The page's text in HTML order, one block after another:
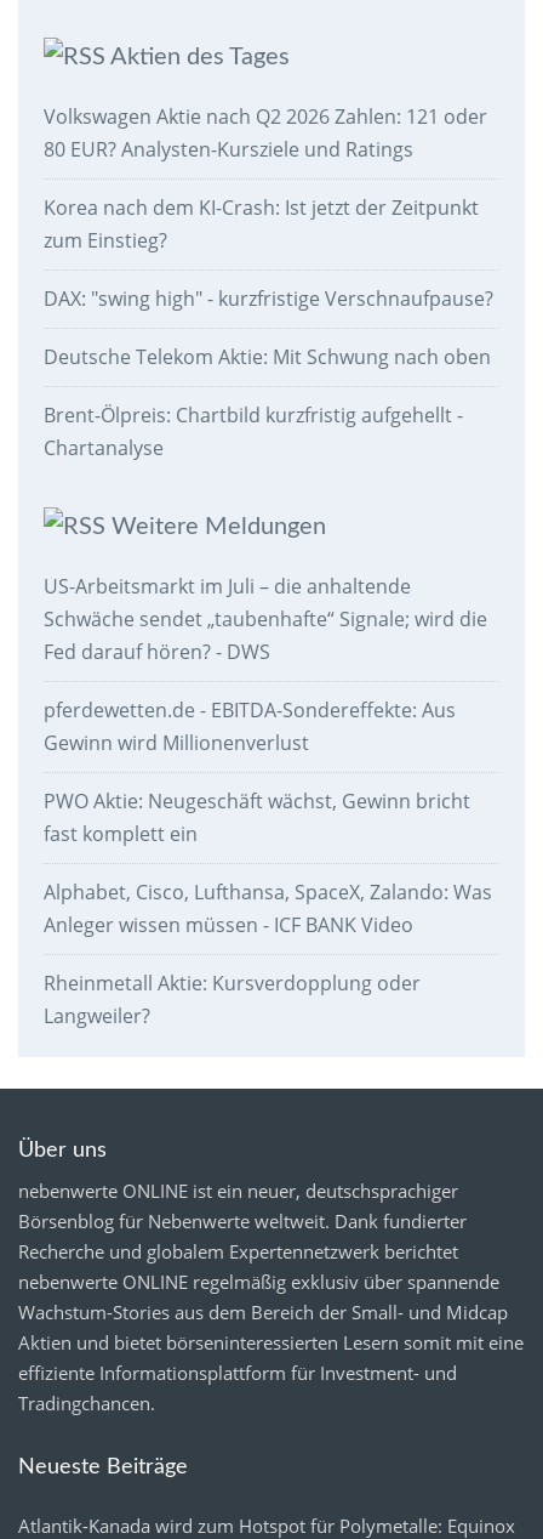
Aktien des Tages
Volkswagen Aktie nach Q2 2026 Zahlen: 121 oder
80 EUR? Analysten-Kursziele und Ratings
Korea nach dem KI-Crash: Ist jetzt der Zeitpunkt
zum Einstieg?
DAX: "swing high" - kurzfristige Verschnaufpause?
Deutsche Telekom Aktie: Mit Schwung nach oben
Brent-Ölpreis: Chartbild kurzfristig aufgehellt -
Chartanalyse
Weitere Meldungen
US-Arbeitsmarkt im Juli – die anhaltende
Schwäche sendet „taubenhafte“ Signale; wird die
Fed darauf hören? - DWS
pferdewetten.de - EBITDA-Sondereffekte: Aus
Gewinn wird Millionenverlust
PWO Aktie: Neugeschäft wächst, Gewinn bricht
fast komplett ein
Alphabet, Cisco, Lufthansa, SpaceX, Zalando: Was
Anleger wissen müssen - ICF BANK Video
Rheinmetall Aktie: Kursverdopplung oder
Langweiler?
Über uns
nebenwerte ONLINE ist ein neuer, deutschsprachiger
Börsenblog für Nebenwerte weltweit. Dank fundierter
Recherche und globalem Expertennetzwerk berichtet
nebenwerte ONLINE regelmäßig exklusiv über spannende
Wachstum-Stories aus dem Bereich der Small- und Midcap
Aktien und bietet börseninteressierten Lesern somit mit eine
effiziente Informationsplattform für Investment- und
Tradingchancen.
Neueste Beiträge
Atlantik-Kanada wird zum Hotspot für Polymetalle: Equinox